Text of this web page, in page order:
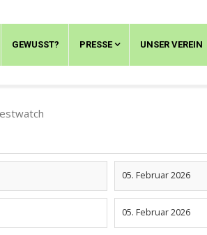
GEWUSST? PRESSE UNSER VEREIN
05. Februar 2026
05. Februar 2026